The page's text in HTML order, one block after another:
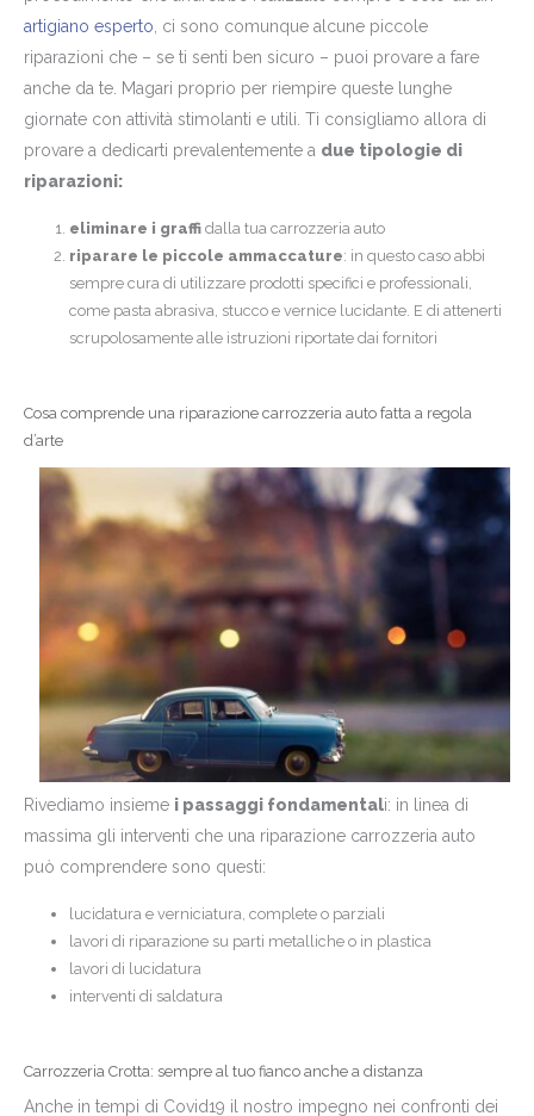
artigiano esperto , ci sono comunque alcune piccole
riparazioni che – se ti senti ben sicuro – puoi provare a fare
anche da te. Magari proprio per riempire queste lunghe
giornate con attività stimolanti e utili. Ti consigliamo allora di
provare a dedicarti prevalentemente a due tipologie di
riparazioni:
eliminare i graffi dalla tua carrozzeria auto
riparare le piccole ammaccature: in questo caso abbi
sempre cura di utilizzare prodotti specifici e professionali,
come pasta abrasiva, stucco e vernice lucidante. E di attenerti
scrupolosamente alle istruzioni riportate dai fornitori
Cosa comprende una riparazione carrozzeria auto fatta a regola
d’arte
Rivediamo insieme i passaggi fondamentali: in linea di
massima gli interventi che una riparazione carrozzeria auto
può comprendere sono questi:
lucidatura e verniciatura, complete o parziali
lavori di riparazione su parti metalliche o in plastica
lavori di lucidatura
interventi di saldatura
Carrozzeria Crotta: sempre al tuo fianco anche a distanza
Anche in tempi di Covid19 il nostro impegno nei confronti dei